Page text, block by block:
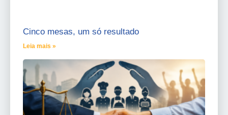
Cinco mesas, um só resultado
Leia mais »